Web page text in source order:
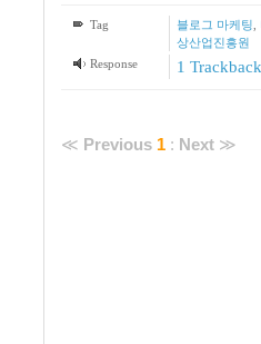
Tag 블로그 마케팅
상산업진흥원
Response
1 Trackback
≪ Previous 1 : Next ≫